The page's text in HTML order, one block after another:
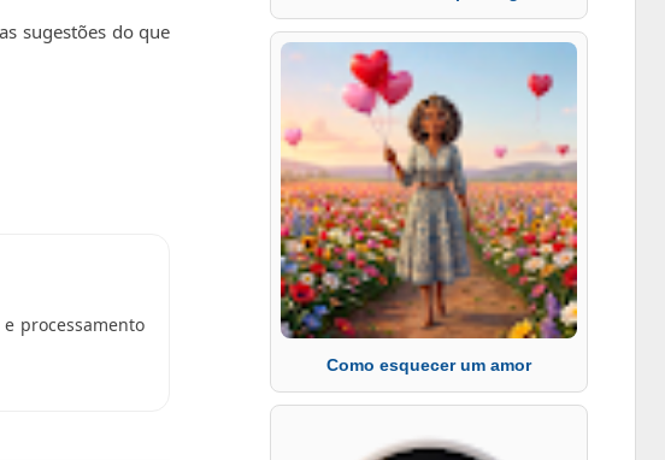
sugestões do que
processamento
Como esquecer um amor